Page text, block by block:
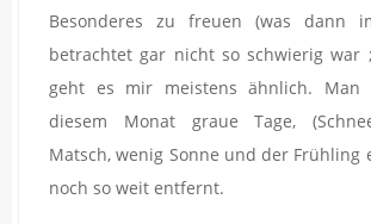
Besonderes zu freuen (was dann
betrachtet gar nicht so schwierig war
geht es mir meistens ähnlich. Man
diesem Monat graue Tage,
Matsch, wenig Sonne und der Frühling
noch so weit entfernt.